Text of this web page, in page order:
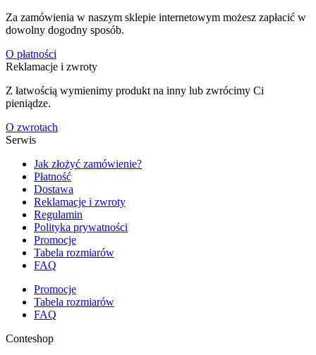
Za zamówienia w naszym sklepie internetowym możesz zapłacić w
dowolny dogodny sposób.
O płatności
Reklamacje i zwroty
Z łatwością wymienimy produkt na inny lub zwrócimy Ci
pieniądze.
O zwrotach
Serwis
Jak złożyć zamówienie?
Płatność
Dostawa
Reklamacje i zwroty
Regulamin
Polityka prywatności
Promocje
Tabela rozmiarów
FAQ
Promocje
Tabela rozmiarów
FAQ
Conteshop